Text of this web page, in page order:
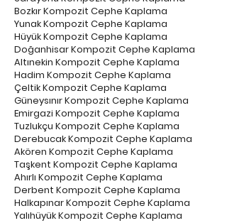
Bozkır Kompozit Cephe Kaplama
Yunak Kompozit Cephe Kaplama
Hüyük Kompozit Cephe Kaplama
Doğanhisar Kompozit Cephe Kaplama
Altınekin Kompozit Cephe Kaplama
Hadim Kompozit Cephe Kaplama
Çeltik Kompozit Cephe Kaplama
Güneysınır Kompozit Cephe Kaplama
Emirgazi Kompozit Cephe Kaplama
Tuzlukçu Kompozit Cephe Kaplama
Derebucak Kompozit Cephe Kaplama
Akören Kompozit Cephe Kaplama
Taşkent Kompozit Cephe Kaplama
Ahırlı Kompozit Cephe Kaplama
Derbent Kompozit Cephe Kaplama
Halkapınar Kompozit Cephe Kaplama
Yalıhüyük Kompozit Cephe Kaplama